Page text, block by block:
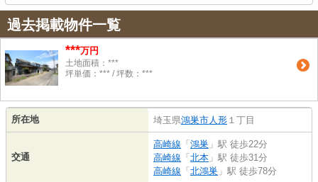
過去掲載物件一覧
***万円
土地面積：***
坪単価：*** / 坪数：***
所在地 埼玉県鴻巣市人形 １丁目
交通
高崎線 「 鴻巣 」駅 徒歩22分
高崎線 「 北本 」駅 徒歩31分
高崎線 「 北鴻巣 」駅 徒歩78分